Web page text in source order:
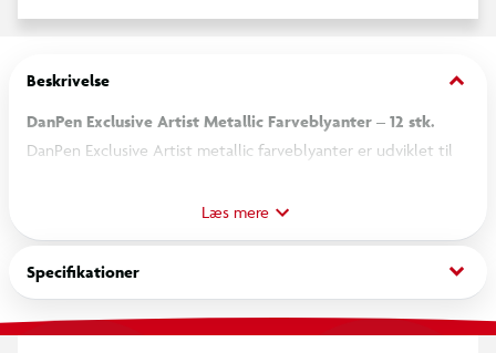
Beskrivelse keyboard_arrow_down
DanPen Exclusive Artist Metallic Farveblyanter – 12 stk.
DanPen Exclusive Artist metallic farveblyanter er udviklet til
elegant, metallisk udtryk. Sættet indeholder 12 farver med
skinnende metallic-effekt, som giver dine motiver ekstra
dybde og visuel kontrast. Blyanterne egner sig særligt godt til
kreative projekter, detaljeret farvelægning og kunstneriske
illustrationer.
Læs mere
Specifikationer keyboard_arrow_down